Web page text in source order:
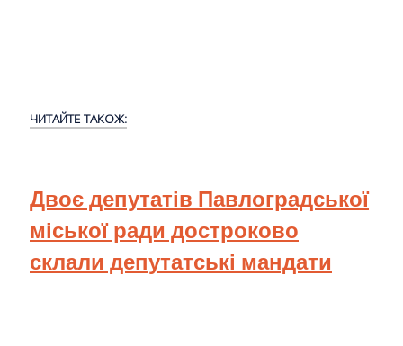
ЧИТАЙТЕ ТАКОЖ:
Двоє депутатів Павлоградської
міської ради достроково
склали депутатські мандати